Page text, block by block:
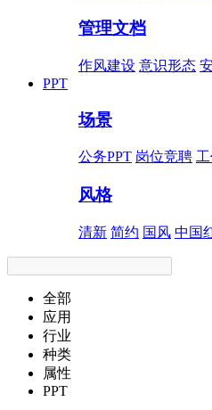
管理文档
作风建设 意识形态
PPT
场景
公务PPT 岗位竞聘
风格
清新 简约 国风 中国
全部
应用
行业
种类
属性
PPT